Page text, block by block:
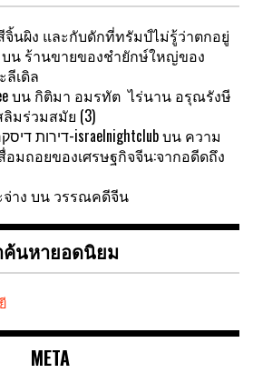
นผิง และกับดักที่ทรัมป์ไม่รู้ว่าตกอยู่
บน ร้านขายของชำยักษ์ใหญ่ของ
ลีเดิล
บน กิติมา อมรทัต ไร่นาน อรุณรังษี
มร่วมสมัย (3)
דירות דיסקרטיות בבאר שבע-israelnightclubบน ความ
อมถอยของเศรษฐกิจจีน:จากอดีดถึง
าง บน วรรณคดีจีน
ค้นหายอดนิยม
META